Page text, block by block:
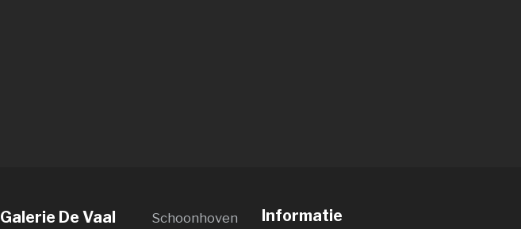
Galerie De Vaal Schoonhoven Informatie